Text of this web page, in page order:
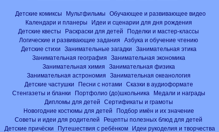
Детские комиксы Мультфильмы
Обучающее и развивающее видео
Календари и планеры
Идеи и сценарии для дня рождения
Детские квесты
Раскраски для детей
Поделки и мастер-классы
Логические и развивающие задания
Азбука и обучение чтению
Детские стихи
Занимательные загадки
Занимательная этика
Занимательная география
Занимательная экономика
Занимательная химия
Занимательная физика
Занимательная астрономия
Занимательная океанология
Детские частушки
Песни с нотами
Сказки в аудиоформате
Стенгазеты и бланки
Портфолио (до)школьника
Медали и награды
Дипломы для детей
Сертификаты и грамоты
Новогодние костюмы для детей
Подбор имён и их значение
Советы и идеи для родителей
Рецепты полезных блюд для детей
Детские причёски
Путешествия с ребёнком Идеи рукоделия и творчества